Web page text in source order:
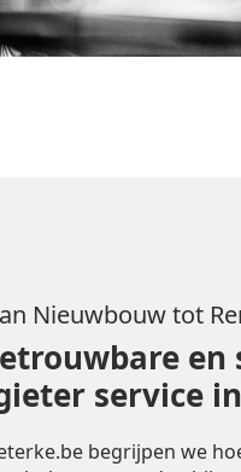
Nieuwbouw tot
en
service
begrijpen we